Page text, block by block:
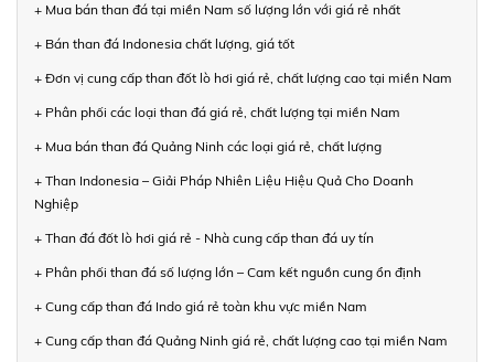
+ Mua bán than đá tại miền Nam số lượng lớn với giá rẻ nhất
+ Bán than đá Indonesia chất lượng, giá tốt
+ Đơn vị cung cấp than đốt lò hơi giá rẻ, chất lượng cao tại miền Nam
+ Phân phối các loại than đá giá rẻ, chất lượng tại miền Nam
+ Mua bán than đá Quảng Ninh các loại giá rẻ, chất lượng
+ Than Indonesia – Giải Pháp Nhiên Liệu Hiệu Quả Cho Doanh
Nghiệp
+ Than đá đốt lò hơi giá rẻ - Nhà cung cấp than đá uy tín
+ Phân phối than đá số lượng lớn – Cam kết nguồn cung ổn định
+ Cung cấp than đá Indo giá rẻ toàn khu vực miền Nam
+ Cung cấp than đá Quảng Ninh giá rẻ, chất lượng cao tại miền Nam